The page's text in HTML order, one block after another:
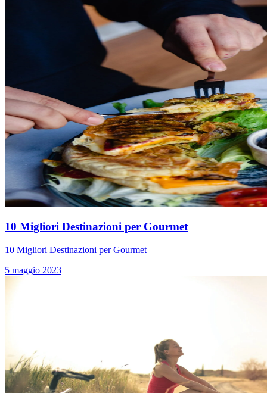
10 Migliori Destinazioni per Gourmet
10 Migliori Destinazioni per Gourmet
5 maggio 2023